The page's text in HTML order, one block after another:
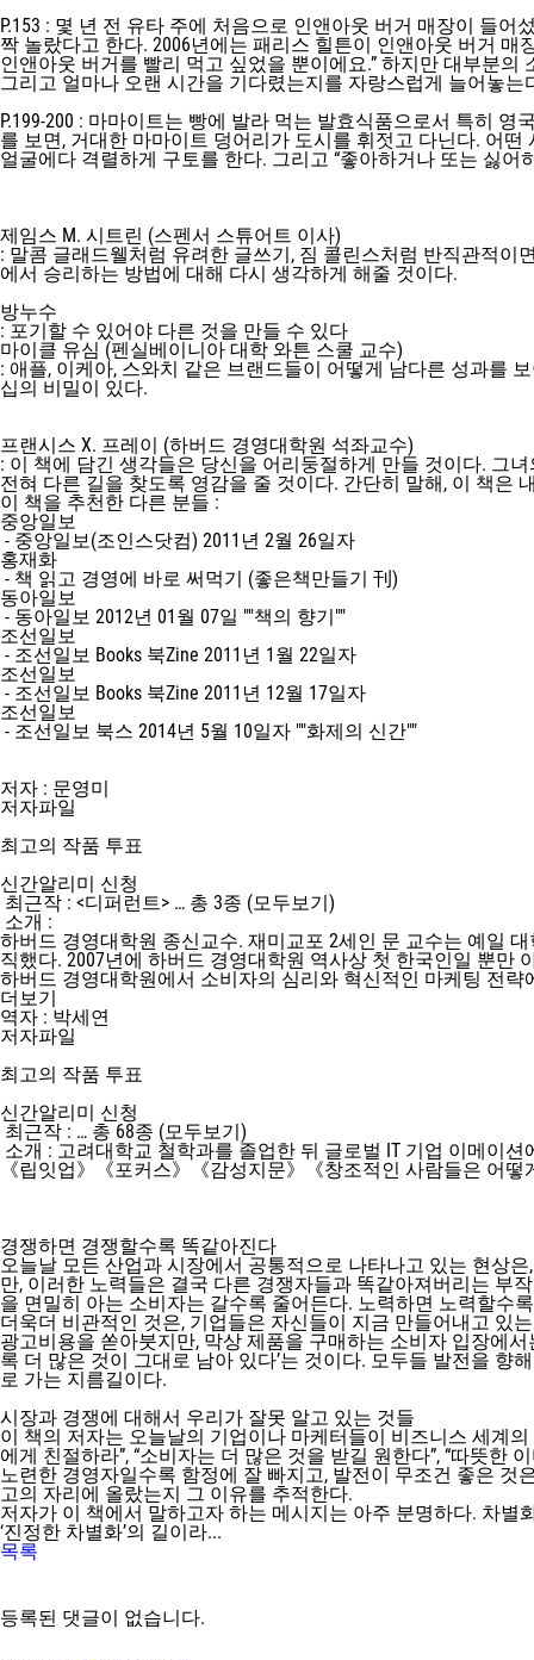
P.153 : 몇 년 전 유타 주에 처음으로 인앤아웃 버거 매장이 들
짝 놀랐다고 한다. 2006년에는 패리스 힐튼이 인앤아웃 버거
인앤아웃 버거를 빨리 먹고 싶었을 뿐이에요.” 하지만 대부분
그리고 얼마나 오랜 시간을 기다렸는지를 자랑스럽게 늘어놓는
P.199-200 : 마마이트는 빵에 발라 먹는 발효식품으로서 특히
를 보면, 거대한 마마이트 덩어리가 도시를 휘젓고 다닌다. 어
얼굴에다 격렬하게 구토를 한다. 그리고 “좋아하거나 또는 싫
제임스 M. 시트린 (스펜서 스튜어트 이사)
: 말콤 글래드웰처럼 유려한 글쓰기, 짐 콜린스처럼 반직관적
에서 승리하는 방법에 대해 다시 생각하게 해줄 것이다.
방누수
: 포기할 수 있어야 다른 것을 만들 수 있다
마이클 유심 (펜실베이니아 대학 와튼 스쿨 교수)
: 애플, 이케아, 스와치 같은 브랜드들이 어떻게 남다른 성과를
십의 비밀이 있다.
프랜시스 X. 프레이 (하버드 경영대학원 석좌교수)
: 이 책에 담긴 생각들은 당신을 어리둥절하게 만들 것이다. 그
전혀 다른 길을 찾도록 영감을 줄 것이다. 간단히 말해, 이 책은
이 책을 추천한 다른 분들 :
중앙일보
- 중앙일보(조인스닷컴) 2011년 2월 26일자
홍재화
- 책 읽고 경영에 바로 써먹기 (좋은책만들기 刊)
동아일보
- 동아일보 2012년 01월 07일 ""책의 향기""
조선일보
- 조선일보 Books 북Zine 2011년 1월 22일자
조선일보
- 조선일보 Books 북Zine 2011년 12월 17일자
조선일보
- 조선일보 북스 2014년 5월 10일자 ""화제의 신간""
저자 : 문영미
저자파일
최고의 작품 투표
신간알리미 신청
최근작 : <디퍼런트> … 총 3종 (모두보기)
소개 :
하버드 경영대학원 종신교수. 재미교포 2세인 문 교수는 예일
직했다. 2007년에 하버드 경영대학원 역사상 첫 한국인일 뿐
하버드 경영대학원에서 소비자의 심리와 혁신적인 마케팅 전
더보기
역자 : 박세연
저자파일
최고의 작품 투표
신간알리미 신청
최근작 : … 총 68종 (모두보기)
소개 : 고려대학교 철학과를 졸업한 뒤 글로벌 IT 기업 이메이
《립잇업》《포커스》《감성지문》《창조적인 사람들은 어
경쟁하면 경쟁할수록 똑같아진다
오늘날 모든 산업과 시장에서 공통적으로 나타나고 있는 현상
만, 이러한 노력들은 결국 다른 경쟁자들과 똑같아져버리는 부
을 면밀히 아는 소비자는 갈수록 줄어든다. 노력하면 노력할수
더욱더 비관적인 것은, 기업들은 자신들이 지금 만들어내고 있
광고비용을 쏟아붓지만, 막상 제품을 구매하는 소비자 입장에
록 더 많은 것이 그대로 남아 있다’는 것이다. 모두들 발전을
로 가는 지름길이다.
시장과 경쟁에 대해서 우리가 잘못 알고 있는 것들
이 책의 저자는 오늘날의 기업이나 마케터들이 비즈니스 세계
에게 친절하라”, “소비자는 더 많은 것을 받길 원한다”, “따뜻
노련한 경영자일수록 함정에 잘 빠지고, 발전이 무조건 좋은
고의 자리에 올랐는지 그 이유를 추적한다.
저자가 이 책에서 말하고자 하는 메시지는 아주 분명하다. 차
‘진정한 차별화’의 길이라...
목록
등록된 댓글이 없습니다.